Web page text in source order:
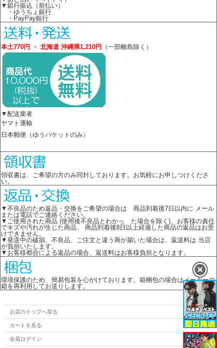
▼銀行振込（前払い）
・ゆうちょ銀行
・PayPay銀行
本土770円 ・ 北海道 沖縄県1,210円 （一部離島除く）
▼配送業者
ヤマト運輸
日本郵便（ゆうパケットのみ）
領収書は、ご希望の方のみ同封しております。お気軽にお申しつけくださ
い。
▼不良品のため返品・交換をご希望の場合は 商品到着後7日以内に メール
または電話でご連絡ください。
▼ご使用された商品 (使用後不良品とわかっ た場合を除く)、お客様の責任
でキズや汚れが生じた商品、 商品到着後8日以上経過した商品の返品はお受
けできません。
▼発送中の破損、不良品、ご注文と違う商が届いた場合は、返送料は 当店
が負担いたします。
▼お客様都合による返品の場合、返送料はお客様負担となります。
環境保護のため、簡易包装を心がけております。箱梱包の場合はメーカーの
箱を再利用してお送りします。
お店のトップへ戻る
カートを見る
会員ログイン